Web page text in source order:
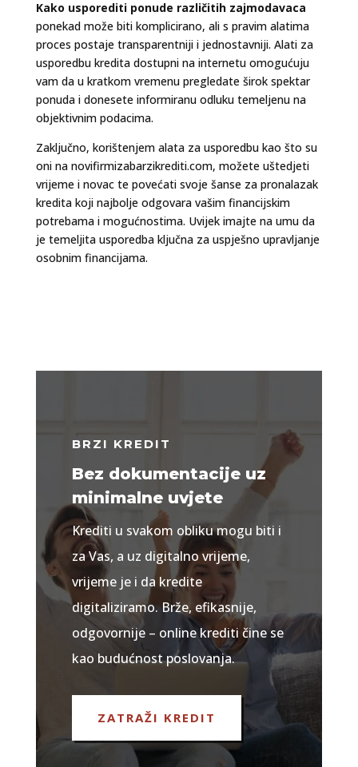
Kako usporediti ponude različitih zajmodavaca
ponekad može biti komplicirano, ali s pravim alatima
proces postaje transparentniji i jednostavniji. Alati za
usporedbu kredita dostupni na internetu omogućuju
vam da u kratkom vremenu pregledate širok spektar
ponuda i donesete informiranu odluku temeljenu na
objektivnim podacima.
Zaključno, korištenjem alata za usporedbu kao što su
oni na novifirmizabarzikrediti.com, možete uštedjeti
vrijeme i novac te povećati svoje šanse za pronalazak
kredita koji najbolje odgovara vašim financijskim
potrebama i mogućnostima. Uvijek imajte na umu da
je temeljita usporedba ključna za uspješno upravljanje
osobnim financijama.
BRZI KREDIT
Bez dokumentacije uz
minimalne uvjete
Krediti u svakom obliku mogu biti i
za Vas, a uz digitalno vrijeme,
vrijeme je i da kredite
digitaliziramo. Brže, efikasnije,
odgovornije – online krediti čine se
kao budućnost poslovanja.
ZATRAŽI KREDIT